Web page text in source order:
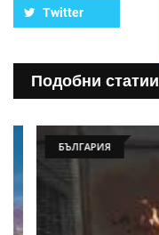
Twitter
Подобни статии
БЪЛГАРИЯ